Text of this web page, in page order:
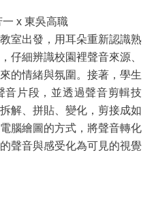
一 x 東吳高職
室出發，用耳朵重新認識熟
仔細辨識校園裡聲音來源、
的情緒與氛圍。接著，學生
音片段，並透過聲音剪輯技
解、拼貼、變化，剪接成如
腦繪圖的方式，將聲音轉化
聲音與感受化為可見的視覺